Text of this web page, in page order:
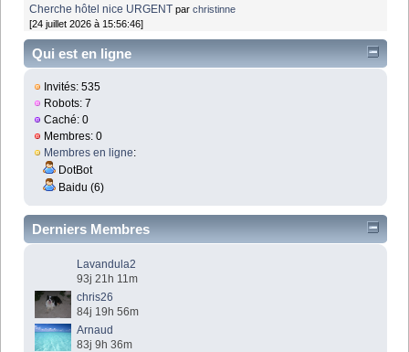
Cherche hôtel nice URGENT parchristinne
[24 juillet 2026 à 15:56:46]
Qui est en ligne
Invités: 535
Robots: 7
Caché: 0
Membres: 0
Membres en ligne:
DotBot
Baidu (6)
Derniers Membres
Lavandula2
93j 21h 11m
chris26
84j 19h 56m
Arnaud
83j 9h 36m